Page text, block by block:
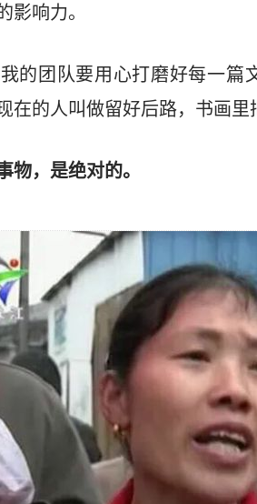
影响力。
的团队要用心打磨好每一篇
在的人叫做留好后路，书画里
物，是绝对的。